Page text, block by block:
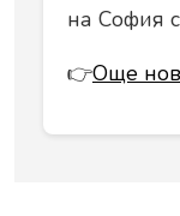
на София
👉Още